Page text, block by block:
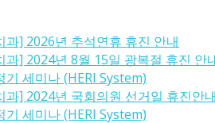
과] 2026년 추석연휴 휴진 안내
과] 2024년 8월 15일 광복절 휴진 안
세미나 (HERI System)
과] 2024년 국회의원 선거일 휴진안
세미나 (HERI System)